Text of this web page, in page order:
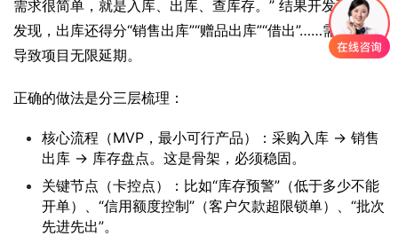
需求很简单，就是入库、出库、查库存。” 结果开发到一半
发现，出库还得分“销售出库”“赠品出库”“借出”……需求膨胀
导致项目无限延期。
正确的做法是分三层梳理：
核心流程（MVP，最小可行产品）：采购入库 -> 销售
出库 -> 库存盘点。这是骨架，必须稳固。
关键节点（卡控点）：比如“库存预警”（低于多少不能
开单）、“信用额度控制”（客户欠款超限锁单）、“批次
先进先出”。